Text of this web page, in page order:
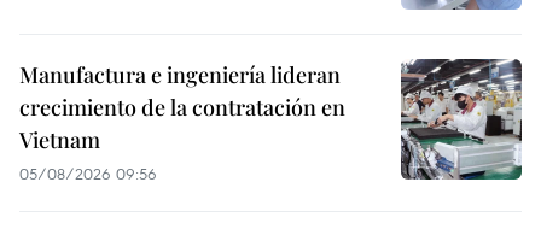
Manufactura e ingeniería lideran
crecimiento de la contratación en
Vietnam
05/08/2026 09:56